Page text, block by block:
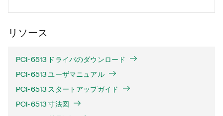
リソース
PCI-6513 ドライバのダウンロード
PCI-6513 ユーザマニュアル
PCI-6513 スタートアップガイド
PCI-6513 寸法図